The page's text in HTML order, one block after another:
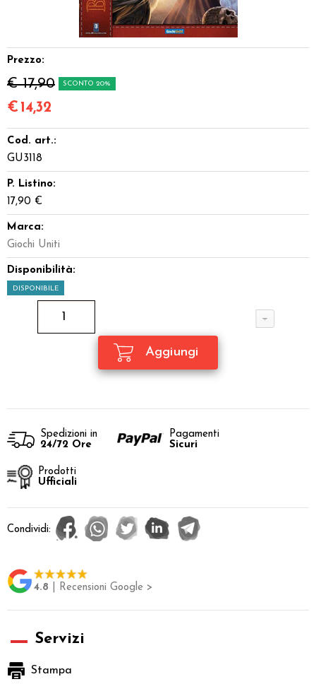
Accessori
Giocattoli e Gadget
Prezzo:
€ 17,90 SCONTO 20%
€ 14,32
Cod. art.:
GU3118
P. Listino:
17,90 €
Marca:
Giochi Uniti
Disponibilità:
DISPONIBILE
Spedizioni in
24/72 Ore
Pagamenti
Sicuri
Prodotti
Ufficiali
Condividi:
4.8 | Recensioni Google >
Servizi
Stampa